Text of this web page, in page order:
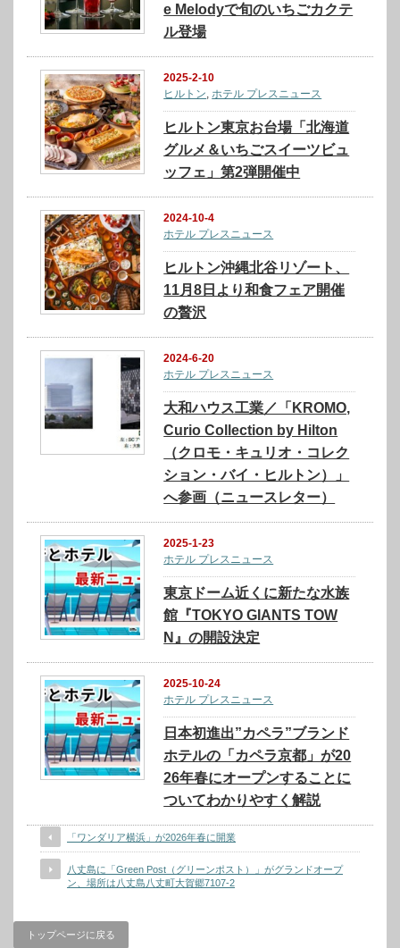
e Melodyで旬のいちごカクテ
ル登場
2025-2-10
ヒルトン ホテル プレスニュース
ヒルトン東京お台場「北海道
グルメ＆いちごスイーツビュ
ッフェ」第2弾開催中
2024-10-4
ホテル プレスニュース
ヒルトン沖縄北谷リゾート、
11月8日より和食フェア開催
の贅沢
2024-6-20
ホテル プレスニュース
大和ハウス工業／「KROMO,
Curio Collection by Hilton
（クロモ・キュリオ・コレク
ション・バイ・ヒルトン）」
へ参画（ニュースレター）
2025-1-23
ホテル プレスニュース
東京ドーム近くに新たな水族
館『TOKYO GIANTS TOW
N』の開設決定
2025-10-24
ホテル プレスニュース
日本初進出”カペラ”ブランド
ホテルの「カペラ京都」が20
26年春にオープンすることに
ついてわかりやすく解説
「ワンダリア横浜」が2026年春に開業
八丈島に「Green Post（グリーンポスト）」がグランドオープ
ン、場所は八丈島八丈町大賀郷7107-2
トップページに戻る